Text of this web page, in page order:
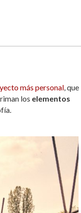
más personal , que
los elementos